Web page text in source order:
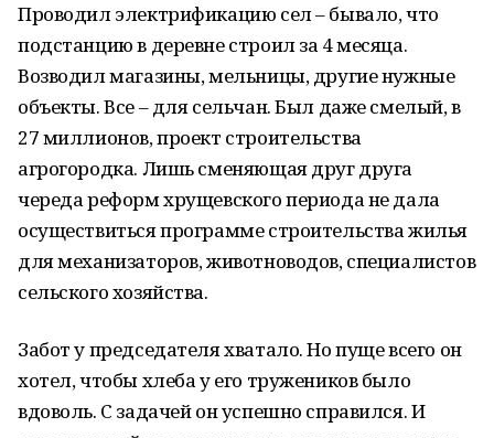
Проводил электрификацию сел – бывало, что
подстанцию в деревне строил за 4 месяца.
Возводил магазины, мельницы, другие нужные
объекты. Все – для сельчан. Был даже смелый, в
27 миллионов, проект строительства
агрогородка. Лишь сменяющая друг друга
череда реформ хрущевского периода не дала
осуществиться программе строительства жилья
для механизаторов, животноводов, специалистов
сельского хозяйства.
Забот у председателя хватало. Но пуще всего он
хотел, чтобы хлеба у его тружеников было
вдоволь. С задачей он успешно справился. И